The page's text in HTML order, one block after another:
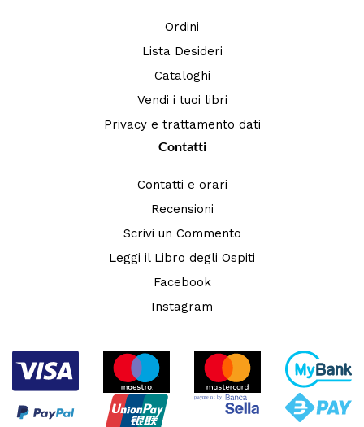
Ordini
Lista Desideri
Cataloghi
Vendi i tuoi libri
Privacy e trattamento dati
Contatti
Contatti e orari
Recensioni
Scrivi un Commento
Leggi il Libro degli Ospiti
Facebook
Instagram